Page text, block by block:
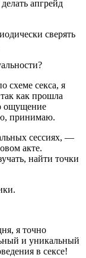
апгрейд
сверять
схеме секса, я
как прошла
ощущение
принимаю.
сессиях, —
акте.
найти точки
я точно
и уникальный
в сексе!